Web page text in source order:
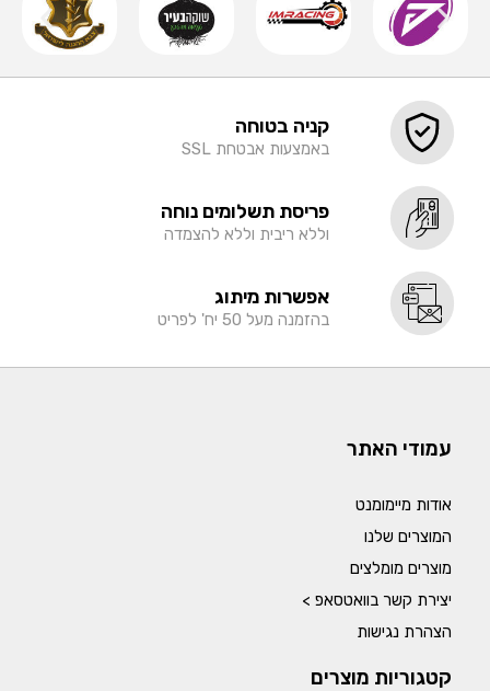
קניה בטוחה
באמצעות אבטחת SSL
פריסת תשלומים נוחה
וללא ריבית וללא להצמדה
אפשרות מיתוג
בהזמנה מעל 50 יח' לפריט
עמודי האתר
אודות מיימומנט
המוצרים שלנו
מוצרים מומלצים
יצירת קשר בוואטסאפ >
הצהרת נגישות
קטגוריות מוצרים